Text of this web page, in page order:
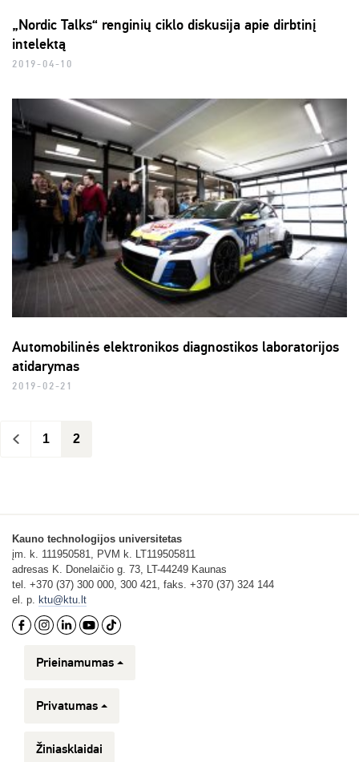
„Nordic Talks“ renginių ciklo diskusija apie dirbtinį
intelektą
2019-04-10
Automobilinės elektronikos diagnostikos laboratorijos
atidarymas
2019-02-21
< 1 2
Kauno technologijos universitetas
įm. k. 111950581, PVM k. LT119505811
adresas K. Donelaičio g. 73, LT-44249 Kaunas
tel. +370 (37) 300 000, 300 421, faks. +370 (37) 324 144
el. p.
ktu@ktu.lt
Prieinamumas
Privatumas
Žiniasklaidai